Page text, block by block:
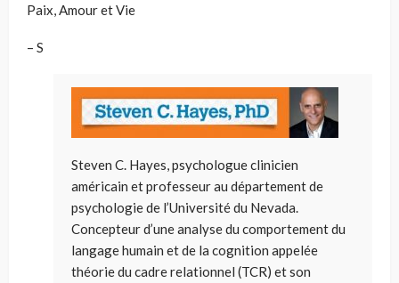
Paix, Amour et Vie
– S
Steven C. Hayes, psychologue clinicien
américain et professeur au département de
psychologie de l’Université du Nevada.
Concepteur d’une analyse du comportement du
langage humain et de la cognition appelée
théorie du cadre relationnel (TCR) et son